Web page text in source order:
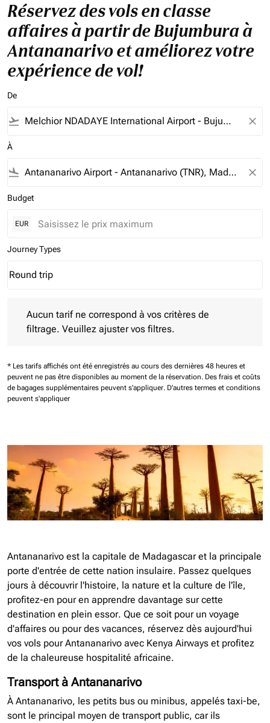
Réservez des vols en classe
affaires à partir de Bujumbura à
Antananarivo et améliorez votre
expérience de vol!
De
flight_takeoff close
À
flight_land close
Budget
EUR
Journey Types
Journey Types option Round trip Selected
Round trip
keyboard_arrow_down
Aucun tarif ne correspond à vos critères de
filtrage. Veuillez ajuster vos filtres.
* Les tarifs affichés ont été enregistrés au cours des dernières 48 heures et
peuvent ne pas être disponibles au moment de la réservation. Des frais et coûts
de bagages supplémentaires peuvent s'appliquer. D'autres termes et conditions
peuvent s'appliquer
Antananarivo est la capitale de Madagascar et la principale
porte d'entrée de cette nation insulaire. Passez quelques
jours à découvrir l'histoire, la nature et la culture de l'île,
profitez-en pour en apprendre davantage sur cette
destination en plein essor. Que ce soit pour un voyage
d'affaires ou pour des vacances, réservez dès aujourd'hui
vos vols pour Antananarivo avec Kenya Airways et profitez
de la chaleureuse hospitalité africaine.
Transport à Antananarivo
À Antananarivo, les petits bus ou minibus, appelés taxi-be,
sont le principal moyen de transport public, car ils